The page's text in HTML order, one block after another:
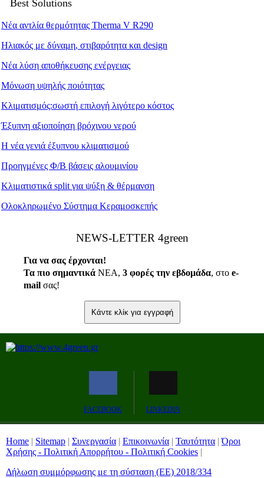
Best Solutions
Νέα αντλία θερμότητας Therma V R290
Ηλιακός με δύναμη, στιβαρότητα και design
Νέα λύση αποθήκευσης ενέργειας
Μόνωση υψηλής ποιότητας
Κλιματισμός:σωστή επιλογή λιγότερο κόστος
Έξυπνη αξιοποίηση βρόχινου νερού
Η νέα γενιά έξυπνου κλιματισμού
Προηγμένες Φ/Β βάσεις αλουμινίου
Κλιματιστικά split για ψύξη & θέρμανση
Ολοκληρωμένο Σύστημα Κεραμοσκεπής
ΝEWS-LETTER 4green
Για να σας έρχονται!
Τα πιο σημαντικά ΝΕΑ, 3 φορές την εβδομάδα, στο e-
mail σας!
Κάντε κλίκ για εγγραφή
FACEBOOK LINKEDIN
Home | Sitemap | Συνεργασία | Επικοινωνία | Ταυτότητα |Όροι
Χρήσης - Πολιτική Απορρήτου - Πολιτική Cookies |
Δήλωση συμμόρφωσης με τη σύσταση (ΕΕ) 2018/334